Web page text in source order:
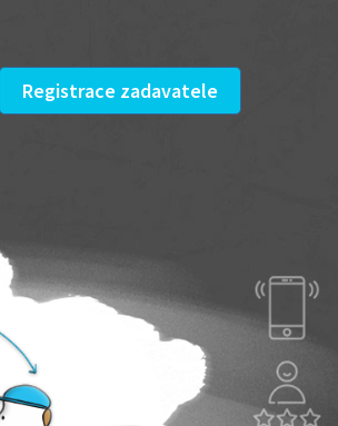
Registrace zadavatele